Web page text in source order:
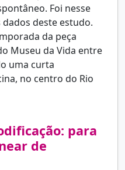
Foi nesse
deste estudo.
da peça
Museu da Vida entre
uma curta
no centro do Rio
para
de